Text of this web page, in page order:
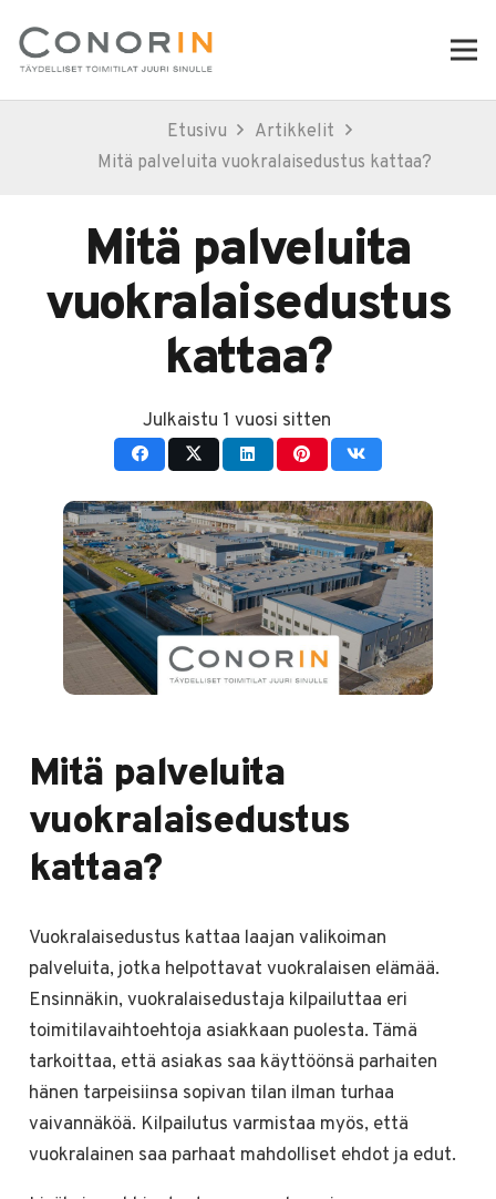
Etusivu
Artikkelit
Mitä palveluita vuokralaisedustus kattaa?
Mitä palveluita
vuokralaisedustus
kattaa?
Julkaistu 1 vuosi sitten
Mitä palveluita
vuokralaisedustus
kattaa?
Vuokralaisedustus kattaa laajan valikoiman
palveluita, jotka helpottavat vuokralaisen elämää.
Ensinnäkin, vuokralaisedustaja kilpailuttaa eri
toimitilavaihtoehtoja asiakkaan puolesta. Tämä
tarkoittaa, että asiakas saa käyttöönsä parhaiten
hänen tarpeisiinsa sopivan tilan ilman turhaa
vaivannäköä. Kilpailutus varmistaa myös, että
vuokralainen saa parhaat mahdolliset ehdot ja edut.